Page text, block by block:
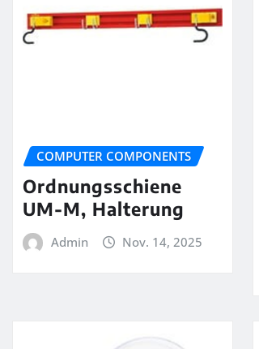
COMPUTER COMPONENTS
Ordnungsschiene
UM-M, Halterung
Admin Nov. 14, 2025